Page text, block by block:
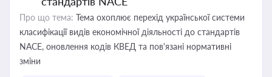
Про що тема: Тема охоплює перехід української системи
класифікації видів економічної діяльності до стандартів
NACE, оновлення кодів КВЕД та пов'язані нормативні
зміни